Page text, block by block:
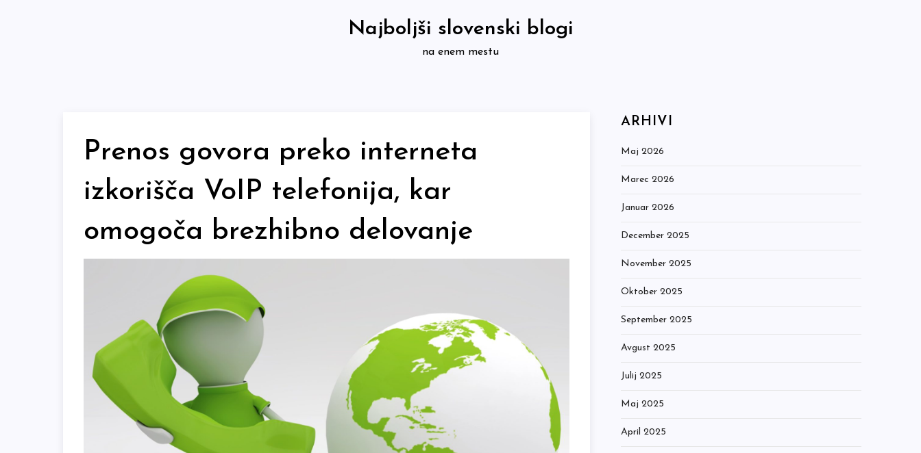
Najboljši slovenski blogi
na enem mestu
Prenos govora preko interneta
izkorišča VoIP telefonija, kar
omogoča brezhibno delovanje
ARHIVI
Maj 2026
Marec 2026
Januar 2026
December 2025
November 2025
Oktober 2025
September 2025
Avgust 2025
Julij 2025
Maj 2025
April 2025